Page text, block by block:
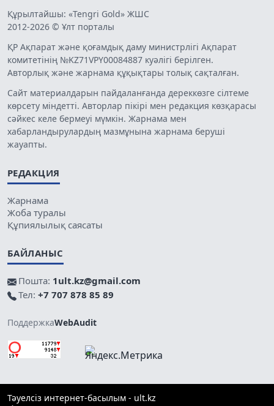
Құрылтайшы: «Tengri Gold» ЖШС
2012-2026 © Ұлт порталы
ҚР Ақпарат және қоғамдық даму министрлігі Ақпарат
комитетінің №KZ71VPY00084887 куәлігі берілген.
Авторлық және жарнама құқықтары толық сақталған.
Сайт материалдарын пайдаланғанда дереккөзге сілтеме
көрсету міндетті. Авторлар пікірі мен редакция көзқарасы
сәйкес келе бермеуі мүмкін. Жарнама мен
хабарландырулардың мазмұнына жарнама беруші
жауапты.
РЕДАКЦИЯ
Жарнама
Жоба туралы
Құпиялылық саясаты
БАЙЛАНЫС
Пошта: 1ult.kz@gmail.com
Тел: +7 707 878 85 89
ПоддержкаWebAudit
Тәуелсіз интернет-басылым - ult.kz